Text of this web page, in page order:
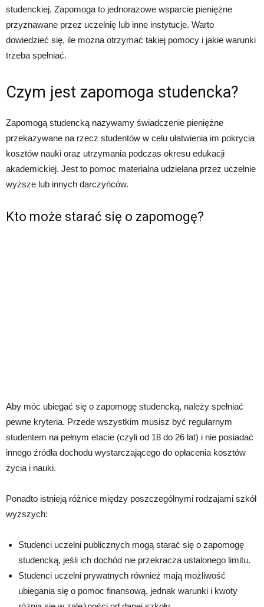
studenckiej. Zapomoga to jednorazowe wsparcie pieniężne
przyznawane przez uczelnię lub inne instytucje. Warto
dowiedzieć się, ile można otrzymać takiej pomocy i jakie warunki
trzeba spełniać.
Czym jest zapomoga studencka?
Zapomogą studencką nazywamy świadczenie pieniężne
przekazywane na rzecz studentów w celu ułatwienia im pokrycia
kosztów nauki oraz utrzymania podczas okresu edukacji
akademickiej. Jest to pomoc materialna udzielana przez uczelnie
wyższe lub innych darczyńców.
Kto może starać się o zapomogę?
Aby móc ubiegać się o zapomogę studencką, należy spełniać
pewne kryteria. Przede wszystkim musisz być regularnym
studentem na pełnym etacie (czyli od 18 do 26 lat) i nie posiadać
innego źródła dochodu wystarczającego do opłacenia kosztów
życia i nauki.
Ponadto istnieją różnice między poszczególnymi rodzajami szkół
wyższych:
Studenci uczelni publicznych mogą starać się o zapomogę
studencką, jeśli ich dochód nie przekracza ustalonego limitu.
Studenci uczelni prywatnych również mają możliwość
ubiegania się o pomoc finansową, jednak warunki i kwoty